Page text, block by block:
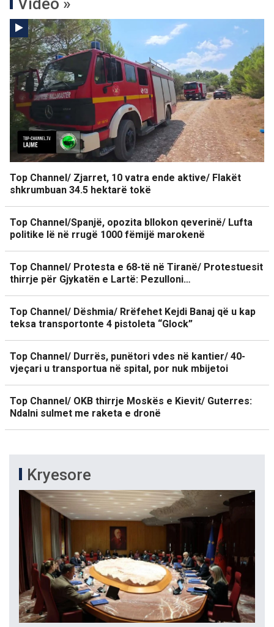
Video »
Top Channel/ Zjarret, 10 vatra ende aktive/ Flakët
shkrumbuan 34.5 hektarë tokë
Top Channel/Spanjë, opozita bllokon qeverinë/ Lufta
politike lë në rrugë 1000 fëmijë marokenë
Top Channel/ Protesta e 68-të në Tiranë/ Protestuesit
thirrje për Gjykatën e Lartë: Pezulloni…
Top Channel/ Dëshmia/ Rrëfehet Kejdi Banaj që u kap
teksa transportonte 4 pistoleta “Glock”
Top Channel/ Durrës, punëtori vdes në kantier/ 40-
vjeçari u transportua në spital, por nuk mbijetoi
Top Channel/ OKB thirrje Moskës e Kievit/ Guterres:
Ndalni sulmet me raketa e dronë
Kryesore